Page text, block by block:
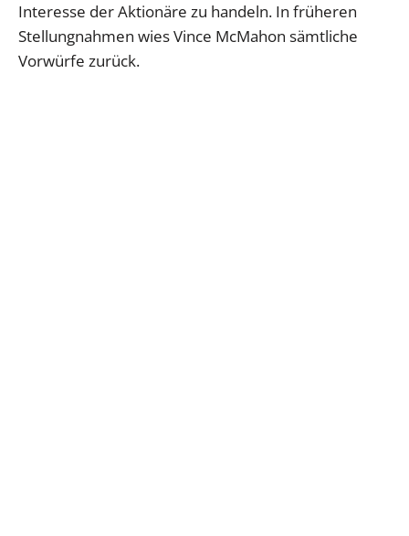
Interesse der Aktionäre zu handeln. In früheren
Stellungnahmen wies Vince McMahon sämtliche
Vorwürfe zurück.